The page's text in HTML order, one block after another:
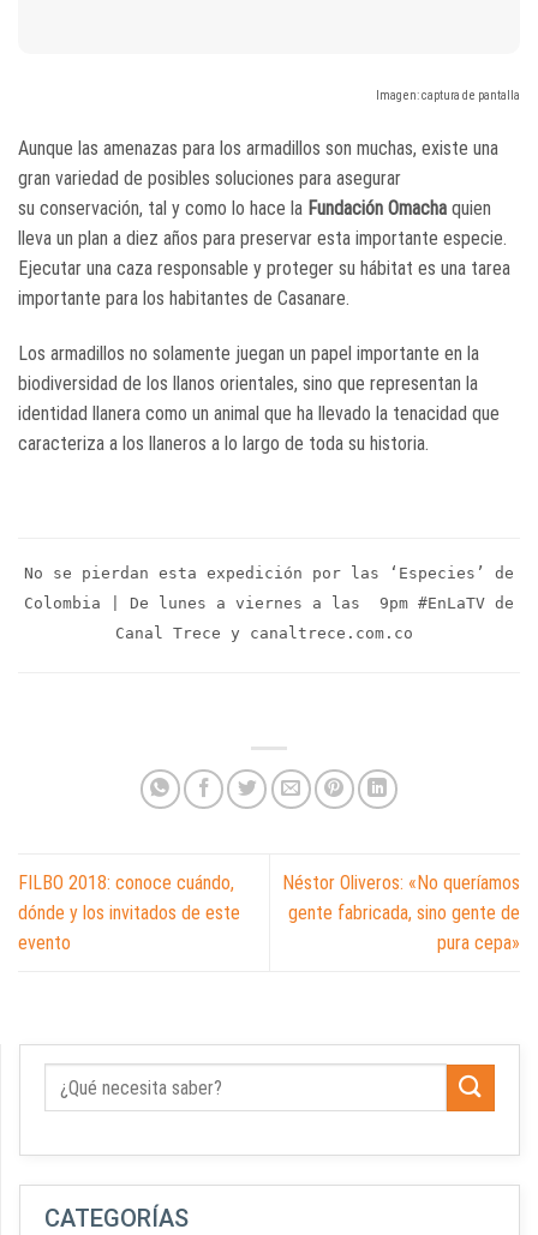
Imagen: captura de pantalla
Aunque las amenazas para los armadillos son muchas, existe una
gran variedad de posibles soluciones para asegurar
su conservación, tal y como lo hace la Fundación Omacha quien
lleva un plan a diez años para preservar esta importante especie.
Ejecutar una caza responsable y proteger su hábitat es una tarea
importante para los habitantes de Casanare.
Los armadillos no solamente juegan un papel importante en la
biodiversidad de los llanos orientales, sino que representan la
identidad llanera como un animal que ha llevado la tenacidad que
caracteriza a los llaneros a lo largo de toda su historia.
No se pierdan esta expedición por las ‘Especies’ de
Colombia | De lunes a viernes a las 9pm #EnLaTV de
Canal Trece y canaltrece.com.co
FILBO 2018: conoce cuándo,
dónde y los invitados de este
evento
Néstor Oliveros: «No queríamos
gente fabricada, sino gente de
pura cepa»
CATEGORÍAS